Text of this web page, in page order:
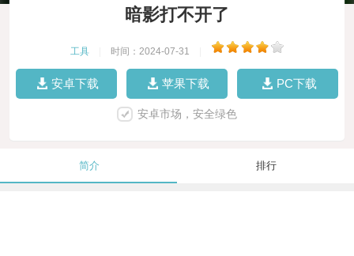
暗影打不开了
工具 时间：2024-07-31
安卓下载 苹果下载 PC下载
安卓市场，安全绿色
简介 排行